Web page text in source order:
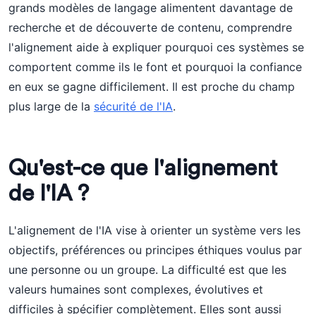
grands modèles de langage alimentent davantage de
recherche et de découverte de contenu, comprendre
l'alignement aide à expliquer pourquoi ces systèmes se
comportent comme ils le font et pourquoi la confiance
en eux se gagne difficilement. Il est proche du champ
plus large de la sécurité de l'IA.
Qu'est-ce que l'alignement
de l'IA ?
L'alignement de l'IA vise à orienter un système vers les
objectifs, préférences ou principes éthiques voulus par
une personne ou un groupe. La difficulté est que les
valeurs humaines sont complexes, évolutives et
difficiles à spécifier complètement. Elles sont aussi